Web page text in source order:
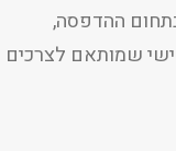
ההדפסה,
שמותאם לצרכים